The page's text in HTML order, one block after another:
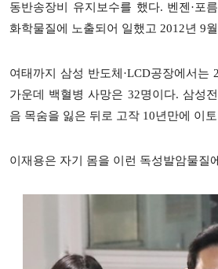
동반송장비 유지보수를 했다. 벤젠·포
화학물질에 노출되어 일했고 2012년 9
여태까지 삼성 반도체·LCD공장에서
가운데 백혈병 사망은 32명이다. 삼성
음 목숨을 잃은 뒤로 고작 10년만에 이
이재용은 자기 몸을 이런 독성발암물질